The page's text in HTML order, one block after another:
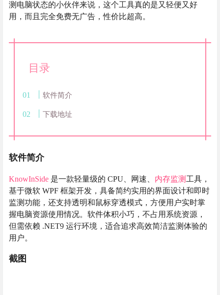
测电脑状态的小伙伴来说，这个工具真的是又轻便又好
用，而且完全免费无广告，性价比超高。
目录
软件简介
下载地址
软件简介
KnowInSide 是一款轻量级的 CPU、网速、 内存监测 工具，
基于微软 WPF 框架开发，具备简约实用的界面设计和即时
监测功能，还支持透明和鼠标穿透模式，方便用户实时掌
握电脑资源使用情况。软件体积小巧，不占用系统资源，
但需依赖 .NET9 运行环境，适合追求高效简洁监测体验的
用户。
截图